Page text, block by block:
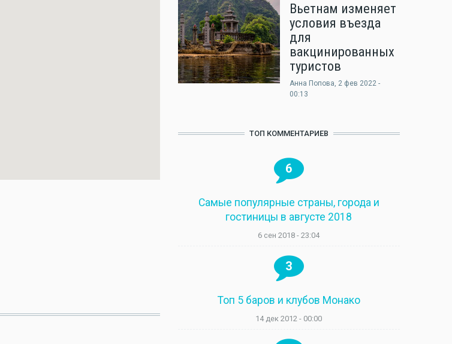
Вьетнам изменяет
условия въезда
для
вакцинированных
туристов
Анна Попова, 2 фев 2022 -
00:13
ТОП КОММЕНТАРИЕВ
6
Самые популярные страны, города и
гостиницы в августе 2018
6 сен 2018 - 23:04
3
Топ 5 баров и клубов Монако
14 дек 2012 - 00:00